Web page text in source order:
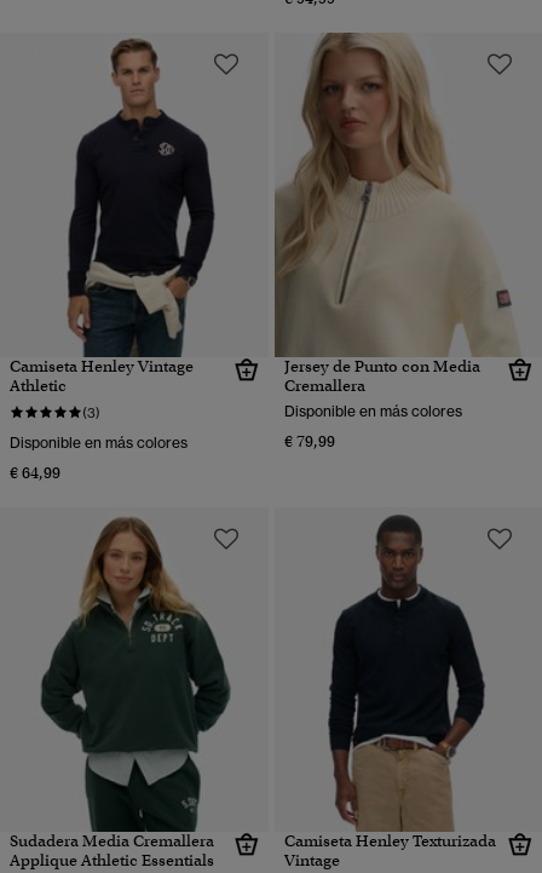
Camiseta Henley Vintage
Athletic
(3)
Disponible en más colores
€ 64,99
Jersey de Punto con Media
Cremallera
Disponible en más colores
€ 79,99
Sudadera Media Cremallera
Applique Athletic Essentials
Camiseta Henley Texturizada
Vintage